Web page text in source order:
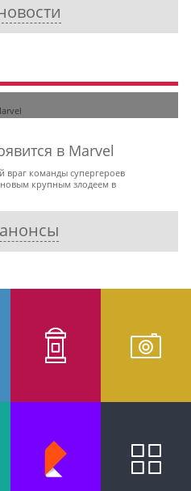
в Marvel
враг команды супергероев
новым крупным злодеем в